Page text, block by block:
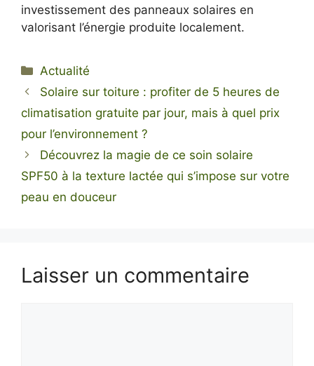
investissement des panneaux solaires en
valorisant l’énergie produite localement.
Catégories
Actualité
Solaire sur toiture : profiter de 5 heures de
climatisation gratuite par jour, mais à quel prix
pour l’environnement ?
Découvrez la magie de ce soin solaire
SPF50 à la texture lactée qui s’impose sur votre
peau en douceur
Laisser un commentaire